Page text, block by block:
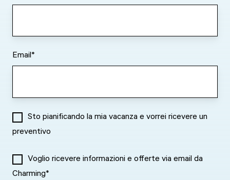
Email*
Sto pianificando la mia vacanza e vorrei ricevere un
preventivo
Voglio ricevere informazioni e offerte via email da
Charming*